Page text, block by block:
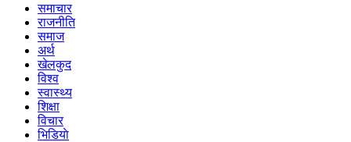
समाचार
राजनीति
समाज
अर्थ
खेलकुद
विश्व
स्वास्थ्य
शिक्षा
विचार
भिडियाे